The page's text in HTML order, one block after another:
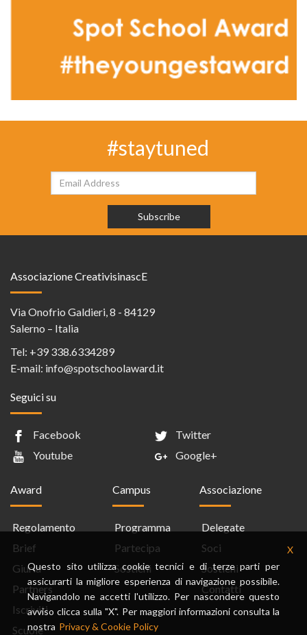
#staytuned
Associazione CreativisinascE
Via Onofrio Galdieri, 8 - 84129
Salerno – Italia
Tel: +39 338.6334289
E-mail: info@spotschoolaward.it
Seguici su
Facebook
Twitter
Youtube
Google+
Award
Regolamento
Brief
Giuria
Partners
Iscriviti
Scuole
Campus
Programma
Partecipa
Sostieni
Associazione
Delegate
Soci
Sostieni
Contatti
Questo sito utilizza cookie tecnici e di terze parti per
assicurarti la migliore esperienza di navigazione possibile.
Navigandolo ne accetti l'utilizzo. Per nascondere questo
avviso clicca sulla "X". Per maggiori informazioni consulta la
nostra Privacy & Cookie Policy
X